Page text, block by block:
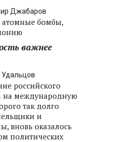
Джабаров
атомные бомбы,
важнее
российского
на международную
так долго
и
вновь оказалось
политических